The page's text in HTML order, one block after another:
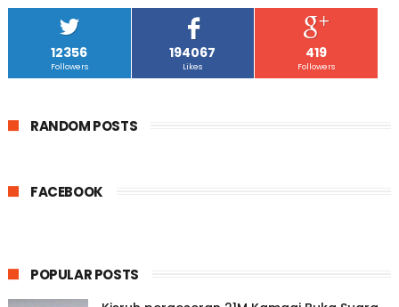
12356
Followers
194067
Likes
419
Followers
RANDOM POSTS
FACEBOOK
POPULAR POSTS